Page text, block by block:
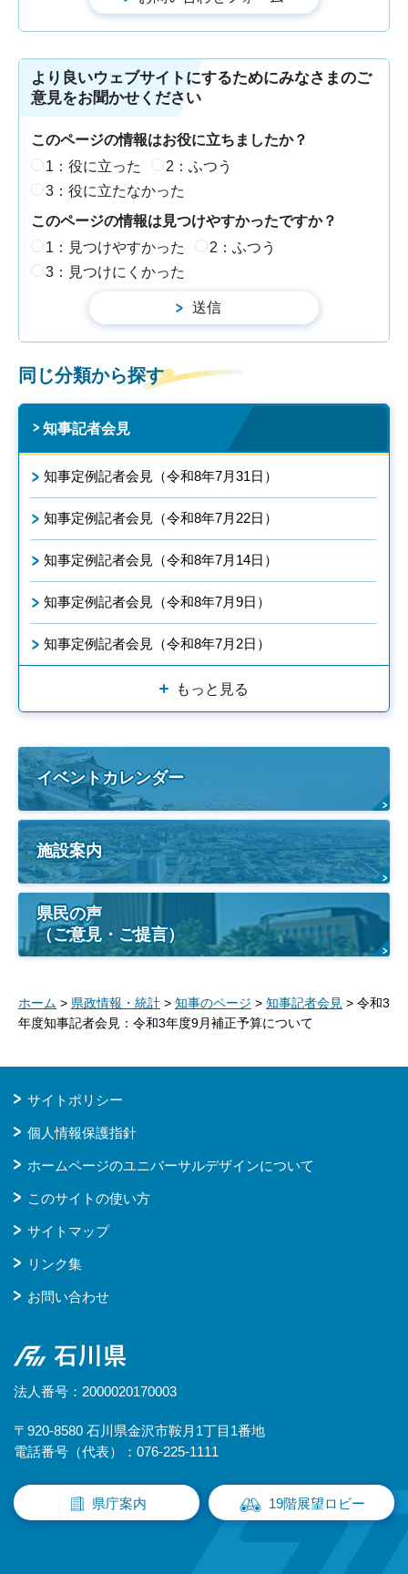
より良いウェブサイトにするためにみなさまのご
意見をお聞かせください
このページの情報はお役に立ちましたか？
1：役に立った
2：ふつう
3：役に立たなかった
このページの情報は見つけやすかったですか？
1：見つけやすかった
2：ふつう
3：見つけにくかった
同じ分類から探す
知事記者会見
知事定例記者会見（令和8年7月31日）
知事定例記者会見（令和8年7月22日）
知事定例記者会見（令和8年7月14日）
知事定例記者会見（令和8年7月9日）
知事定例記者会見（令和8年7月2日）
もっと見る
イベントカレンダー
施設案内
県民の声
（ご意見・ご提言）
ホーム > 県政情報・統計 > 知事のページ > 知事記者会見 > 令和3
年度知事記者会見：令和3年度9月補正予算について
サイトポリシー
個人情報保護指針
ホームページのユニバーサルデザインについて
このサイトの使い方
サイトマップ
リンク集
お問い合わせ
石川県
法人番号：2000020170003
〒920-8580 石川県金沢市鞍月1丁目1番地
電話番号（代表）：076-225-1111
県庁案内 19階展望ロビー